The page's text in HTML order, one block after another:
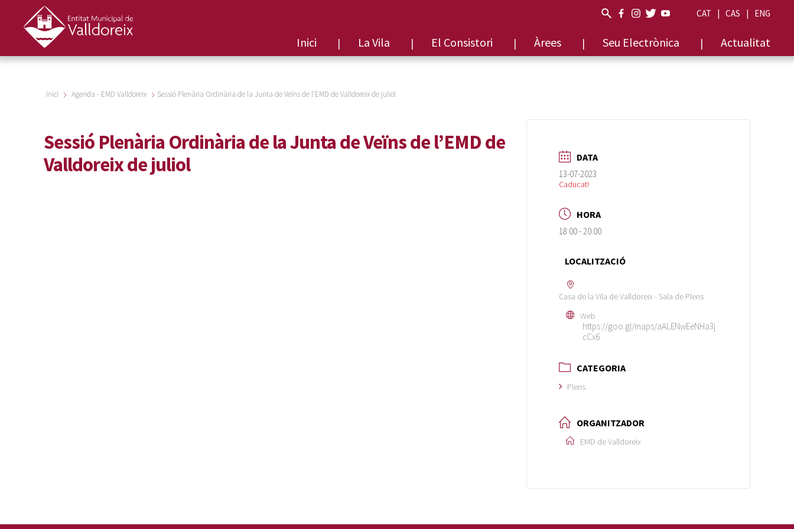
CAT CAS ENG
Inici La Vila El Consistori Àrees Seu Electrònica Actualitat
Inici Agenda - EMD Valldoreix Sessió Plenària Ordinària de la Junta de Veïns de l’EMD de Valldoreix de juliol
Sessió Plenària Ordinària de la Junta de Veïns de l’EMD de
Valldoreix de juliol
DATA
13-07-2023
Caducat!
HORA
18:00 - 20:00
LOCALITZACIÓ
Casa de la Vila de Valldoreix - Sala de Plens
Web
https://goo.gl/maps/aALENwEeNHa3j
cCx6
CATEGORIA
Plens
ORGANITZADOR
EMD de Valldoreix